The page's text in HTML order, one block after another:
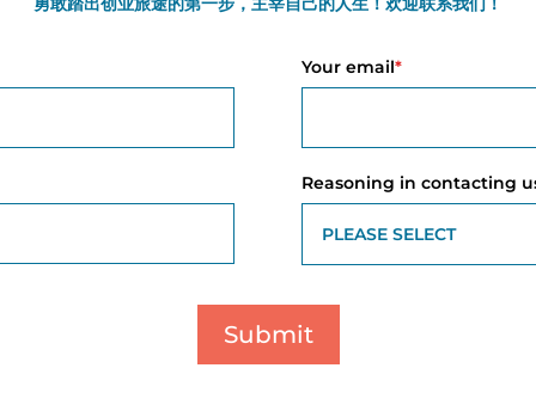
Your email*
Reasoning in contacting
Submit